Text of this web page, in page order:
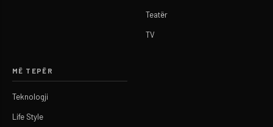
Teatër
TV
MË TEPËR
Teknologji
Life Style